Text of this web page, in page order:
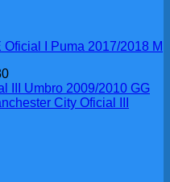
I Puma 2017/2018 M